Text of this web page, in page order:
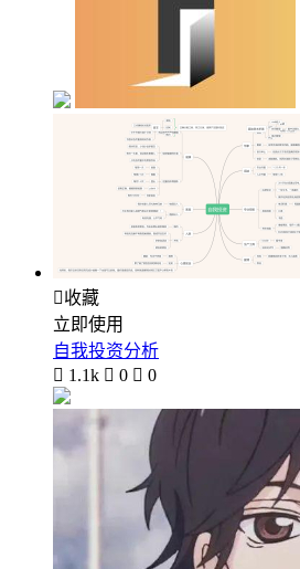
收藏
立即使用
自我投资分析
 1.1k  0  0